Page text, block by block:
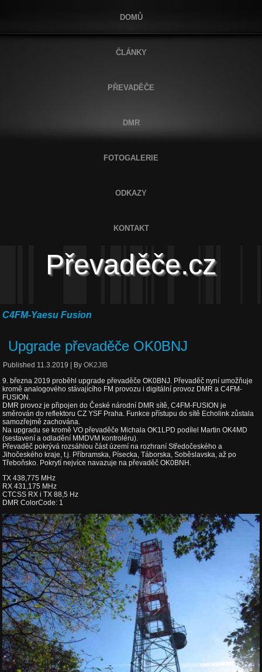
DOMŮ
ČLÁNKY
PŘEVADĚČE
DMR
FOTOGALERIE
ODKAZY
KONTAKT
Převaděče.cz
C4FM-Yaesu Fusion
Upgrade převaděče OK0BNJ
Published 11.3.2019 By OK2JIB
9. března 2019 proběhl upgrade převaděče OK0BNJ. Převaděč nyní umožňuje
kromě analogového stávajícího FM provozu i digitální provoz DMR a C4FM-
FUSION.
DMR provoz je připojen do České národní DMR sítě, C4FM-FUSION je
směrován do reflektoru CZ YSF Praha. Funkce přístupu do sítě Echolink zůstala
samozřejmě zachována.
Na upgradu se kromě VO převaděče Michala OK1LPD podílel Martin OK4MD
(sestavení a odladění MMDVM kontroléru).
Převaděč pokrývá rozsáhlou část území na rozhraní Středočeského a
Jihočeského kraje, t.j. Příbramska, Písecka, Táborska, Soběslavska, až po
Třeboňsko. Pokrytí nejvíce navazuje na převaděč OK0BNH.
TX 438,775 MHz
RX 431,175 MHz
CTCSS RX i TX 88,5 Hz
DMR ColorCode: 1